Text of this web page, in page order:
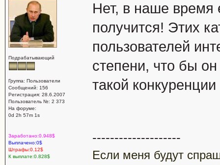
Подрабатывающий
Группа: Пользователи
Сообщений: 156
Регистрация: 28.6.2007
Пользователь №: 2 373
На форуме:
0d 2h 57m 1s
Заработано:0.948$
Выплачено:0$
Штрафы:0.12$
К выплате:0.828$
Нет, в наше время
получится! Этих
пользователей
степени, что бы
такой
--------------------
Если меня будут